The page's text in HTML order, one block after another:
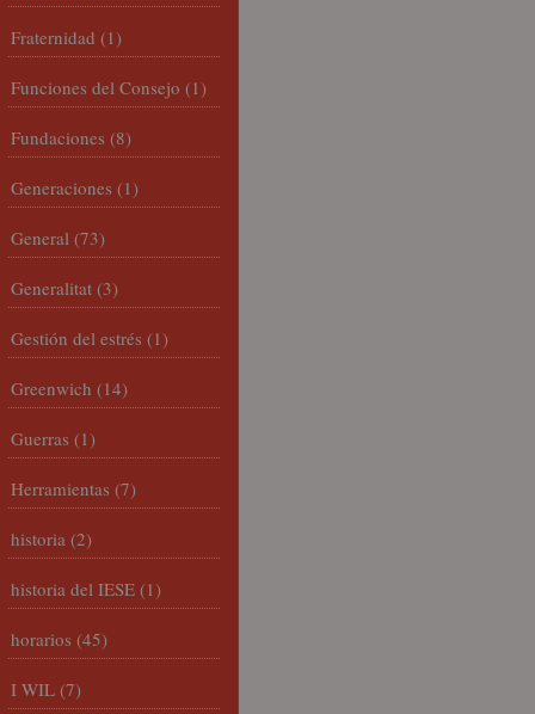
Fraternidad (1)
Funciones del Consejo (1)
Fundaciones (8)
Generaciones (1)
General (73)
Generalitat (3)
Gestión del estrés (1)
Greenwich (14)
Guerras (1)
Herramientas (7)
historia (2)
historia del IESE (1)
horarios (45)
I WIL (7)